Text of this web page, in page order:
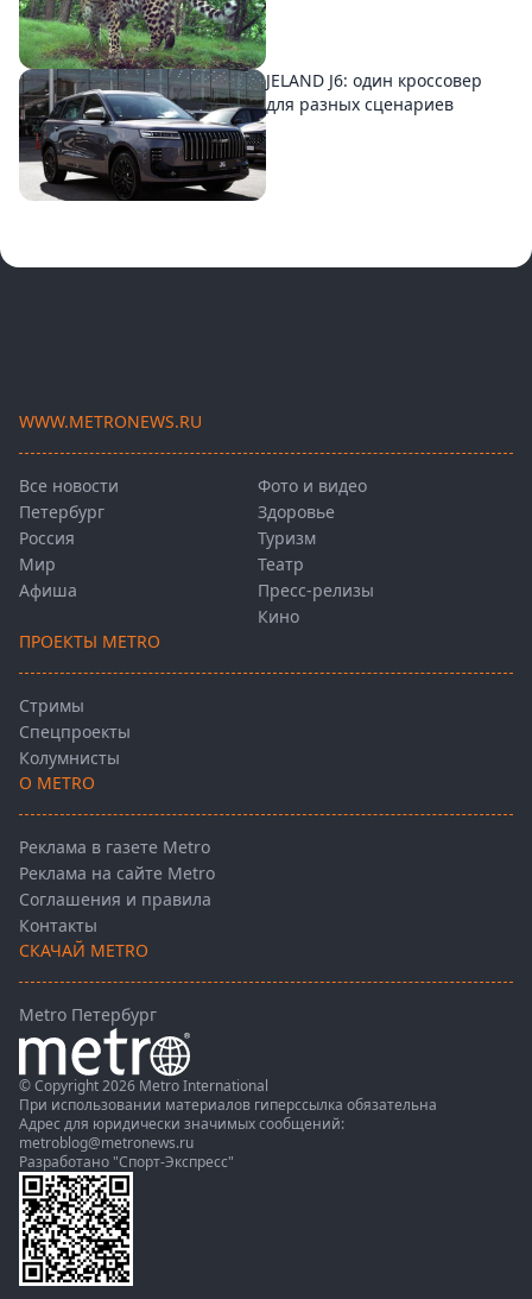
JELAND J6: один кроссовер
для разных сценариев
WWW.METRONEWS.RU
Все новости
Петербург
Россия
Мир
Афиша
Фото и видео
Здоровье
Туризм
Театр
Пресс-релизы
Кино
ПРОЕКТЫ METRO
Стримы
Спецпроекты
Колумнисты
О METRO
Реклама в газете Metro
Реклама на сайте Metro
Соглашения и правила
Контакты
СКАЧАЙ METRO
Metro Петербург
© Copyright 2026 Metro International
При использовании материалов гиперссылка обязательна
Адрес для юридически значимых сообщений:
metroblog@metronews.ru
Разработано "Спорт-Экспресс"